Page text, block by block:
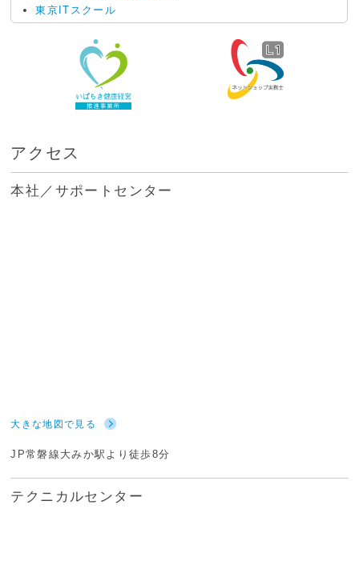
東京ITスクール
アクセス
本社／サポートセンター
大きな地図で見る
JP常磐線大みか駅より徒歩8分
テクニカルセンター